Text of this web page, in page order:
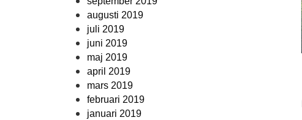
augusti 2019
juli 2019
juni 2019
maj 2019
april 2019
mars 2019
februari 2019
januari 2019